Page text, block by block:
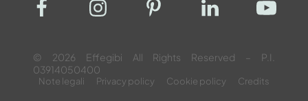
© 2026 Effegibi All Rights Reserved – P.I.
03914050400
Note legali Privacy policy Cookie policy Credits